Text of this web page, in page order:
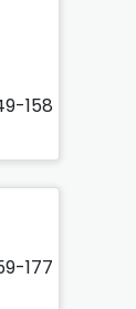
158
177